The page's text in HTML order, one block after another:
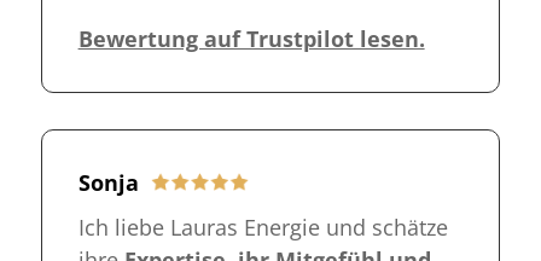
Bewertung auf Trustpilot lesen.
Sonja
Ich liebe Lauras Energie und schätze